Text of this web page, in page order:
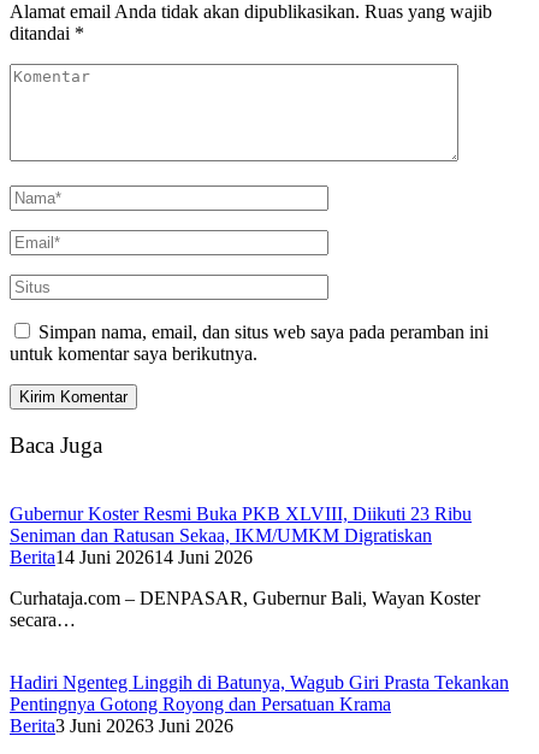
Alamat email Anda tidak akan dipublikasikan. Ruas yang wajib
ditandai *
Simpan nama, email, dan situs web saya pada peramban ini
untuk komentar saya berikutnya.
Baca Juga
Gubernur Koster Resmi Buka PKB XLVIII, Diikuti 23 Ribu
Seniman dan Ratusan Sekaa, IKM/UMKM Digratiskan
Berita14 Juni 202614 Juni 2026
Curhataja.com – DENPASAR, Gubernur Bali, Wayan Koster
secara…
Hadiri Ngenteg Linggih di Batunya, Wagub Giri Prasta Tekankan
Pentingnya Gotong Royong dan Persatuan Krama
Berita3 Juni 20263 Juni 2026